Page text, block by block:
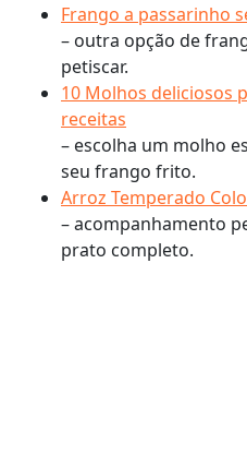
Frango a passarinho
– outra opção de
petiscar.
10 Molhos deliciosos
receitas
– escolha um molho
seu frango frito.
Arroz Temperado
– acompanhamento
prato completo.